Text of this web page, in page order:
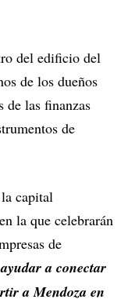
del edificio del
de los dueños
de las finanzas
de
capital
la que celebrarán
de
a conectar
a Mendoza en